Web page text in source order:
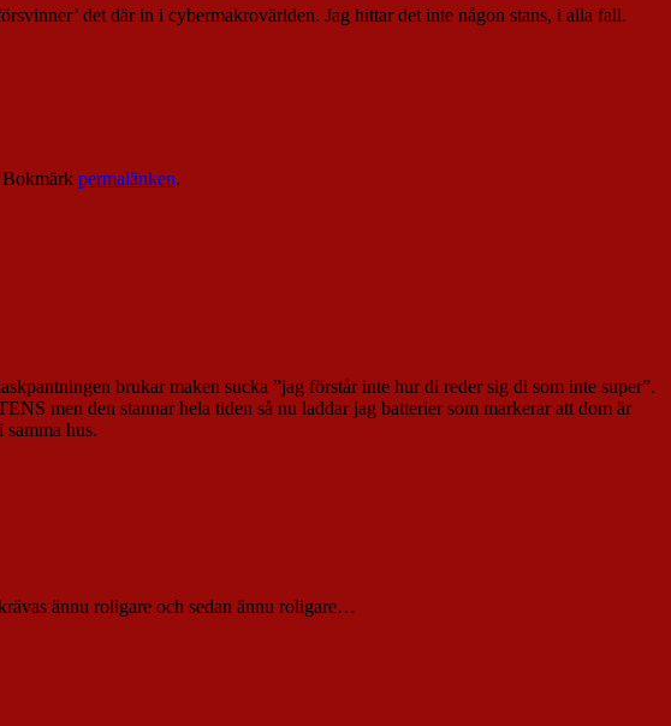
det där in i cybermakrovärlden. Jag hittar det inte någon stans, i alla fall.
Bokmärk permalänken.
brukar maken sucka ”jag förstår inte hur di reder sig di som inte super”.
men den stannar hela tiden så nu laddar jag batterier som markerar att dom är
hus.
ännu roligare och sedan ännu roligare…